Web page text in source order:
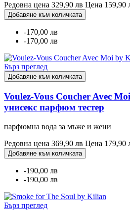
Редовна цена 329,90 лв Цена 159,90
Добавяне към количката
-170,00 лв
-170,00 лв
Бърз преглед
Добавяне към количката
Voulez-Vous Coucher Avec
унисекс парфюм тестер
парфюмна вода за мъже и жени
Редовна цена 369,90 лв Цена 179,90
Добавяне към количката
-190,00 лв
-190,00 лв
Бърз преглед